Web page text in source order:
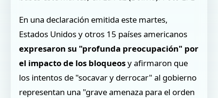
En una declaración emitida este martes,
Estados Unidos y otros 15 países americanos
expresaron su "profunda preocupación" por
el impacto de los bloqueosy afirmaron que
los intentos de "socavar y derrocar" al gobierno
representan una "grave amenaza para el orden